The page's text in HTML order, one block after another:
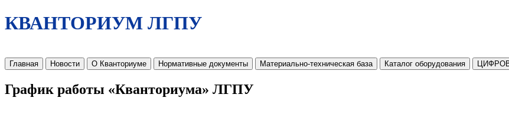
КВАНТОРИУМ ЛГПУ
Главная Новости О Кванториуме Нормативные документы Материально-техническая база Каталог оборудования
График работы «Кванториума» ЛГПУ